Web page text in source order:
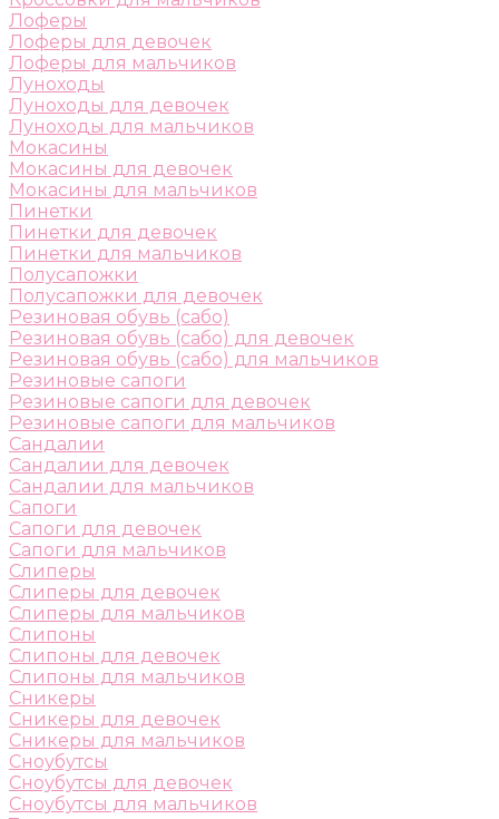
Лоферы
Лоферы для девочек
Лоферы для мальчиков
Луноходы
Луноходы для девочек
Луноходы для мальчиков
Мокасины
Мокасины для девочек
Мокасины для мальчиков
Пинетки
Пинетки для девочек
Пинетки для мальчиков
Полусапожки
Полусапожки для девочек
Резиновая обувь (сабо)
Резиновая обувь (сабо) для девочек
Резиновая обувь (сабо) для мальчиков
Резиновые сапоги
Резиновые сапоги для девочек
Резиновые сапоги для мальчиков
Сандалии
Сандалии для девочек
Сандалии для мальчиков
Сапоги
Сапоги для девочек
Сапоги для мальчиков
Слиперы
Слиперы для девочек
Слиперы для мальчиков
Слипоны
Слипоны для девочек
Слипоны для мальчиков
Сникеры
Сникеры для девочек
Сникеры для мальчиков
Сноубутсы
Сноубутсы для девочек
Сноубутсы для мальчиков